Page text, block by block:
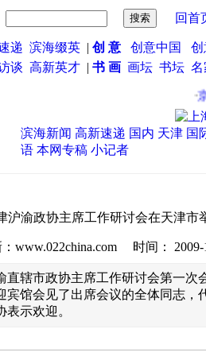
回首
递 滨海缀英 | 创 意 创意中国
谈 高新英才 | 书 画 画坛 书坛 名
滨海新闻 高新速递 国内 天津 国
语 本网专稿 小记者
沪渝政协主席工作研讨会在天津市
www.022china.com 时间： 2009-
直辖市政协主席工作研讨会第一次
宾馆会见了出席会议的全体同志，
示欢迎。